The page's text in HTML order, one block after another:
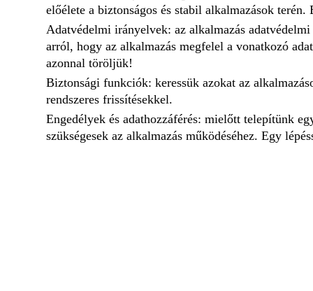
előélete a biztonságos és stabil alkalmazások
Adatvédelmi irányelvek: az alkalmazás
arról, hogy az alkalmazás megfelel a vonatkozó
azonnal töröljük!
Biztonsági funkciók: keressük azokat az
rendszeres frissítésekkel.
Engedélyek és adathozzáférés: mielőtt telepítünk
szükségesek az alkalmazás működéséhez. Egy